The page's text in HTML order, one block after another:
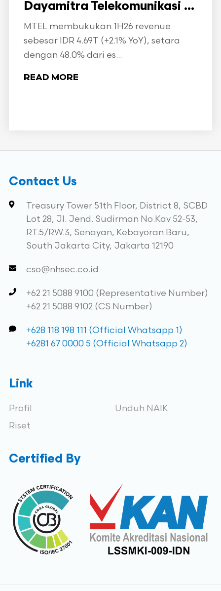
Dayamitra Telekomunikasi ...
MTEL membukukan 1H26 revenue
sebesar IDR 4.69T (+2.1% YoY), setara
dengan 48.0% dari es...
READ MORE
Contact Us
Treasury Tower 51th Floor, District 8, SCBD
Lot 28, Jl. Jend. Sudirman No.Kav 52-53,
RT.5/RW.3, Senayan, Kebayoran Baru,
South Jakarta City, Jakarta 12190
cso@nhsec.co.id
+62 21 5088 9100 (Representative Number)
+62 21 5088 9102 (CS Number)
+628 118 198 111 (Official Whatsapp 1)
+6281 67 0000 5 (Official Whatsapp 2)
Link
Profil
Riset
Unduh NAIK
Certified By